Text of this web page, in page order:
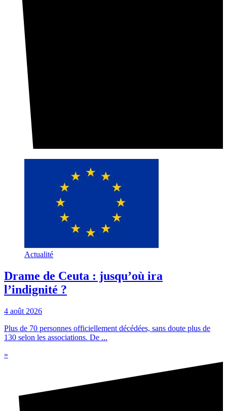
Actualité
Drame de Ceuta : jusqu’où ira
l’indignité ?
4 août 2026
Plus de 70 personnes officiellement décédées, sans doute plus de
130 selon les associations. De ...
»